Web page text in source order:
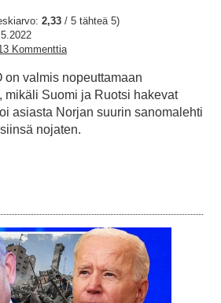
2,33 / 5 tähteä 5)
Kommenttia
on valmis nopeuttamaan
mikäli Suomi ja Ruotsi hakevat
asiasta Norjan suurin sanomalehti
nojaten.